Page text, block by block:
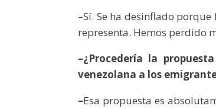
–Sí. Se ha desinflado
representa. Hemos perdido
–¿Procedería la
venezolana a los
–Esa propuesta es